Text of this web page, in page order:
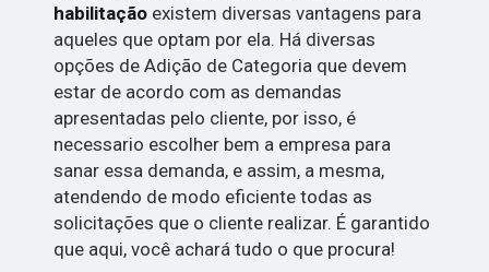
habilitação existem diversas vantagens para
aqueles que optam por ela. Há diversas
opções de Adição de Categoria que devem
estar de acordo com as demandas
apresentadas pelo cliente, por isso, é
necessario escolher bem a empresa para
sanar essa demanda, e assim, a mesma,
atendendo de modo eficiente todas as
solicitações que o cliente realizar. É garantido
que aqui, você achará tudo o que procura!